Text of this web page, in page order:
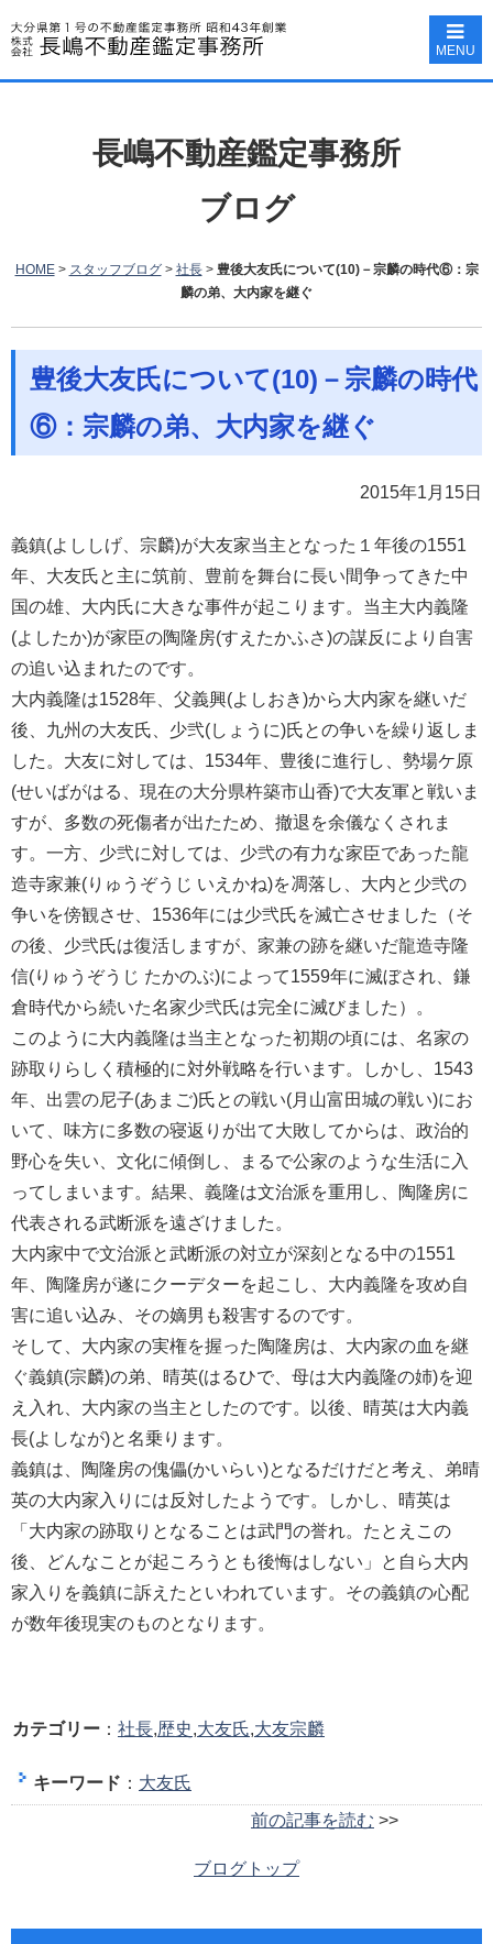
MENU
長嶋不動産鑑定事務所
ブログ
HOME> スタッフブログ> 社長> 豊後大友氏について(10)－宗麟の時代⑥：宗
麟の弟、大内家を継ぐ
豊後大友氏について(10)－宗麟の時代
⑥：宗麟の弟、大内家を継ぐ
2015年1月15日
義鎮(よししげ、宗麟)が大友家当主となった１年後の1551
年、大友氏と主に筑前、豊前を舞台に長い間争ってきた中
国の雄、大内氏に大きな事件が起こります。当主大内義隆
(よしたか)が家臣の陶隆房(すえたかふさ)の謀反により自害
の追い込まれたのです。
大内義隆は1528年、父義興(よしおき)から大内家を継いだ
後、九州の大友氏、少弐(しょうに)氏との争いを繰り返しま
した。大友に対しては、1534年、豊後に進行し、勢場ケ原
(せいばがはる、現在の大分県杵築市山香)で大友軍と戦いま
すが、多数の死傷者が出たため、撤退を余儀なくされま
す。一方、少弐に対しては、少弐の有力な家臣であった龍
造寺家兼(りゅうぞうじ いえかね)を凋落し、大内と少弐の
争いを傍観させ、1536年には少弐氏を滅亡させました（そ
の後、少弐氏は復活しますが、家兼の跡を継いだ龍造寺隆
信(りゅうぞうじ たかのぶ)によって1559年に滅ぼされ、鎌
倉時代から続いた名家少弐氏は完全に滅びました）。
このように大内義隆は当主となった初期の頃には、名家の
跡取りらしく積極的に対外戦略を行います。しかし、1543
年、出雲の尼子(あまご)氏との戦い(月山富田城の戦い)にお
いて、味方に多数の寝返りが出て大敗してからは、政治的
野心を失い、文化に傾倒し、まるで公家のような生活に入
ってしまいます。結果、義隆は文治派を重用し、陶隆房に
代表される武断派を遠ざけました。
大内家中で文治派と武断派の対立が深刻となる中の1551
年、陶隆房が遂にクーデターを起こし、大内義隆を攻め自
害に追い込み、その嫡男も殺害するのです。
そして、大内家の実権を握った陶隆房は、大内家の血を継
ぐ義鎮(宗麟)の弟、晴英(はるひで、母は大内義隆の姉)を迎
え入れ、大内家の当主としたのです。以後、晴英は大内義
長(よしなが)と名乗ります。
義鎮は、陶隆房の傀儡(かいらい)となるだけだと考え、弟晴
英の大内家入りには反対したようです。しかし、晴英は
「大内家の跡取りとなることは武門の誉れ。たとえこの
後、どんなことが起ころうとも後悔はしない」と自ら大内
家入りを義鎮に訴えたといわれています。その義鎮の心配
が数年後現実のものとなります。
カテゴリー ： 社長,歴史,大友氏,大友宗麟
キーワード ： 大友氏
前の記事を読む >>
ブログトップ